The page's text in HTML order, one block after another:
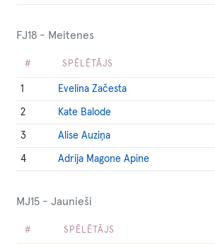
FJ18 - Meitenes
# SPĒLĒTĀJS
1 Evelina Začesta
2 Kate Balode
3 Alise Auziņa
4 Adrija Magone Apine
MJ15 - Jaunieši
# SPĒLĒTĀJS